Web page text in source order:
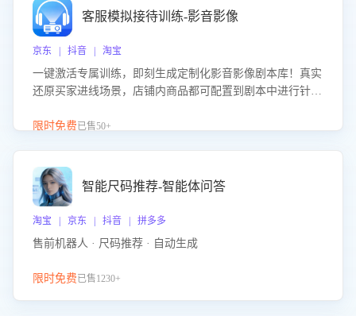
客服模拟接待训练-影音影像
京东 | 抖音 | 淘宝
一键激活专属训练，即刻生成定制化影音影像剧本库！真实
还原买家进线场景，店铺内商品都可配置到剧本中进行针对
击 “立即开通”，快速获取影音影像类目剧本，一键开启客服
限时免费已售50+
智能尺码推荐-智能体问答
淘宝 | 京东 | 抖音 | 拼多多
售前机器人 · 尺码推荐 · 自动生成
限时免费已售1230+